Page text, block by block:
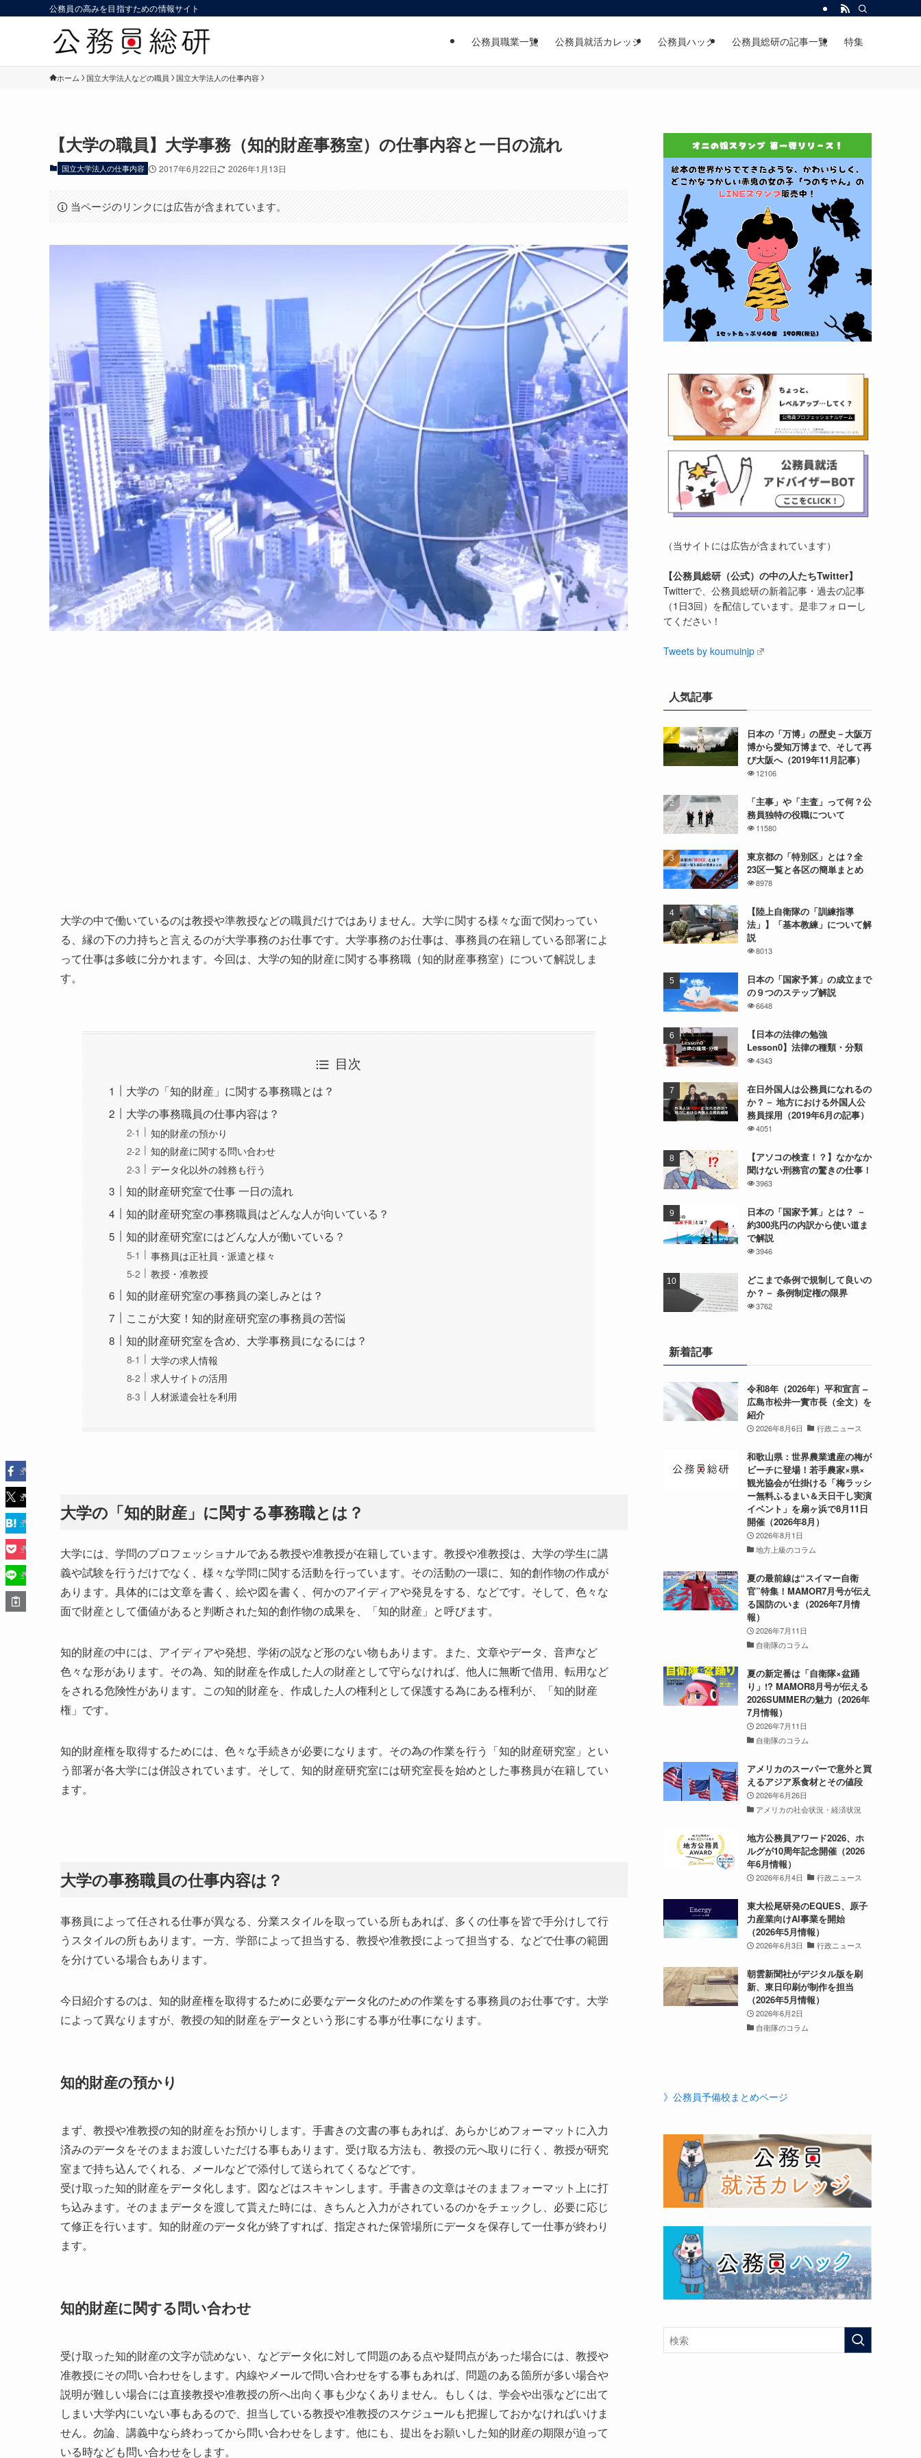
公務員の高みを目指すための情報サイト
公務員職業一覧 公務員就活カレッジ 公務員ハック 公務員総研の記事一覧 特集
ホーム 国立大学法人などの職員 国立大学法人の仕事内容
【大学の職員】大学事務（知的財産事務室）の仕事内容と一日の流れ
国立大学法人の仕事内容 2017年6月22日 2026年1月13日
当ページのリンクには広告が含まれています。
大学の中で働いているのは教授や準教授などの職員だけではありません。大学に関する様々な面で関わってい
る、縁の下の力持ちと言えるのが大学事務のお仕事です。大学事務のお仕事は、事務員の在籍している部署によ
って仕事は多岐に分かれます。今回は、大学の知的財産に関する事務職（知的財産事務室）について解説しま
す。
目次
大学の「知的財産」に関する事務職とは？
大学の事務職員の仕事内容は？
知的財産の預かり
知的財産に関する問い合わせ
データ化以外の雑務も行う
知的財産研究室で仕事 一日の流れ
知的財産研究室の事務職員はどんな人が向いている？
知的財産研究室にはどんな人が働いている？
事務員は正社員・派遣と様々
教授・准教授
知的財産研究室の事務員の楽しみとは？
ここが大変！知的財産研究室の事務員の苦悩
知的財産研究室を含め、大学事務員になるには？
大学の求人情報
求人サイトの活用
人材派遣会社を利用
大学の「知的財産」に関する事務職とは？
大学には、学問のプロフェッショナルである教授や准教授が在籍しています。教授や准教授は、大学の学生に講
義や試験を行うだけでなく、様々な学問に関する活動を行っています。その活動の一環に、知的創作物の作成が
あります。具体的には文章を書く、絵や図を書く、何かのアイディアや発見をする、などです。そして、色々な
面で財産として価値があると判断された知的創作物の成果を、「知的財産」と呼びます。
知的財産の中には、アイディアや発想、学術の説など形のない物もあります。また、文章やデータ、音声など
色々な形があります。その為、知的財産を作成した人の財産として守らなければ、他人に無断で借用、転用など
をされる危険性があります。この知的財産を、作成した人の権利として保護する為にある権利が、「知的財産
権」です。
知的財産権を取得するためには、色々な手続きが必要になります。その為の作業を行う「知的財産研究室」とい
う部署が各大学には併設されています。そして、知的財産研究室には研究室長を始めとした事務員が在籍してい
ます。
大学の事務職員の仕事内容は？
事務員によって任される仕事が異なる、分業スタイルを取っている所もあれば、多くの仕事を皆で手分けして行
うスタイルの所もあります。一方、学部によって担当する、教授や准教授によって担当する、などで仕事の範囲
を分けている場合もあります。
今日紹介するのは、知的財産権を取得するために必要なデータ化のための作業をする事務員のお仕事です。大学
によって異なりますが、教授の知的財産をデータという形にする事が仕事になります。
知的財産の預かり
まず、教授や准教授の知的財産をお預かりします。手書きの文書の事もあれば、あらかじめフォーマットに入力
済みのデータをそのままお渡しいただける事もあります。受け取る方法も、教授の元へ取りに行く、教授が研究
室まで持ち込んでくれる、メールなどで添付して送られてくるなどです。
受け取った知的財産をデータ化します。図などはスキャンします。手書きの文章はそのままフォーマット上に打
ち込みます。そのままデータを渡して貰えた時には、きちんと入力がされているのかをチェックし、必要に応じ
て修正を行います。知的財産のデータ化が終了すれば、指定された保管場所にデータを保存して一仕事が終わり
ます。
知的財産に関する問い合わせ
受け取った知的財産の文字が読めない、などデータ化に対して問題のある点や疑問点があった場合には、教授や
准教授にその問い合わせをします。内線やメールで問い合わせをする事もあれば、問題のある箇所が多い場合や
説明が難しい場合には直接教授や准教授の所へ出向く事も少なくありません。もしくは、学会や出張などに出て
しまい大学内にいない事もあるので、担当している教授や准教授のスケジュールも把握しておかなければいけま
せん。勿論、講義中なら終わってから問い合わせをします。他にも、提出をお願いした知的財産の期限が迫って
いる時なども問い合わせをします。
（当サイトには広告が含まれています）
【公務員総研（公式）の中の人たちTwitter】
Twitterで、公務員総研の新着記事・過去の記事
（1日3回）を配信しています。是非フォローし
てください！
Tweets by koumuinjp
人気記事
日本の「万博」の歴史－大阪万
博から愛知万博まで、そして再
び大阪へ（2019年11月記事）
12106
「主事」や「主査」って何？公
務員独特の役職について
11580
東京都の「特別区」とは？全
23区一覧と各区の簡単まとめ
8978
【陸上自衛隊の「訓練指導
法」】「基本教練」について解
説
8013
日本の「国家予算」の成立まで
の９つのステップ解説
6648
【日本の法律の勉強
Lesson0】法律の種類・分類
4343
在日外国人は公務員になれるの
か？－ 地方における外国人公
務員採用（2019年6月の記事）
4051
【アソコの検査！？】なかなか
聞けない刑務官の驚きの仕事！
3963
日本の「国家予算」とは？ －
約300兆円の内訳から使い道ま
で解説
3946
どこまで条例で規制して良いの
か？－ 条例制定権の限界
3762
新着記事
令和8年（2026年）平和宣言 –
広島市松井一實市長（全文）を
紹介
2026年8月6日 行政ニュース
和歌山県：世界農業遺産の梅が
ビーチに登場！若手農家×県×
観光協会が仕掛ける「梅ラッシ
ー無料ふるまい＆天日干し実演
イベント」を扇ヶ浜で8月11日
開催（2026年8月）
2026年8月1日
地方上級のコラム
夏の最前線は“スイマー自衛
官”特集！MAMOR7月号が伝え
る国防のいま（2026年7月情
報）
2026年7月11日
自衛隊のコラム
夏の新定番は「自衛隊×盆踊
り」!? MAMOR8月号が伝える
2026SUMMERの魅力（2026年
7月情報）
2026年7月11日
自衛隊のコラム
アメリカのスーパーで意外と買
えるアジア系食材とその値段
2026年6月26日
アメリカの社会状況・経済状況
地方公務員アワード2026、ホ
ルグが10周年記念開催（2026
年6月情報）
2026年6月4日 行政ニュース
東大松尾研発のEQUES、原子
力産業向けAI事業を開始
（2026年5月情報）
2026年6月3日 行政ニュース
朝雲新聞社がデジタル版を刷
新、東日印刷が制作を担当
（2026年5月情報）
2026年6月2日
自衛隊のコラム
》公務員予備校まとめページ